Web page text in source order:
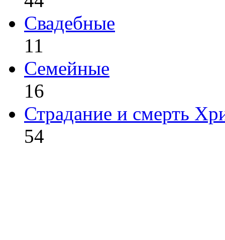
Свадебные
11
Семейные
16
Страдание и смерть
54